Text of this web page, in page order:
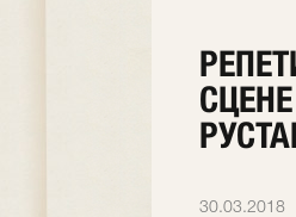
30.03.2018